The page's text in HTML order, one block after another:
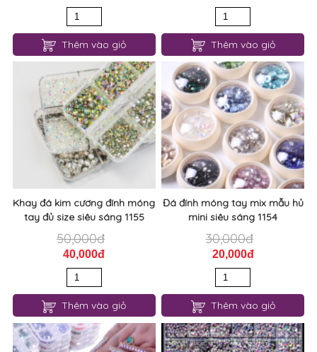
Thêm vào giỏ Thêm vào giỏ
Khay đá kim cương đính móng
tay đủ size siêu sáng 1155
50,000đ
40,000đ
Thêm vào giỏ
Đá đính móng tay mix mẫu hủ
mini siêu sáng 1154
30,000đ
20,000đ
Thêm vào giỏ